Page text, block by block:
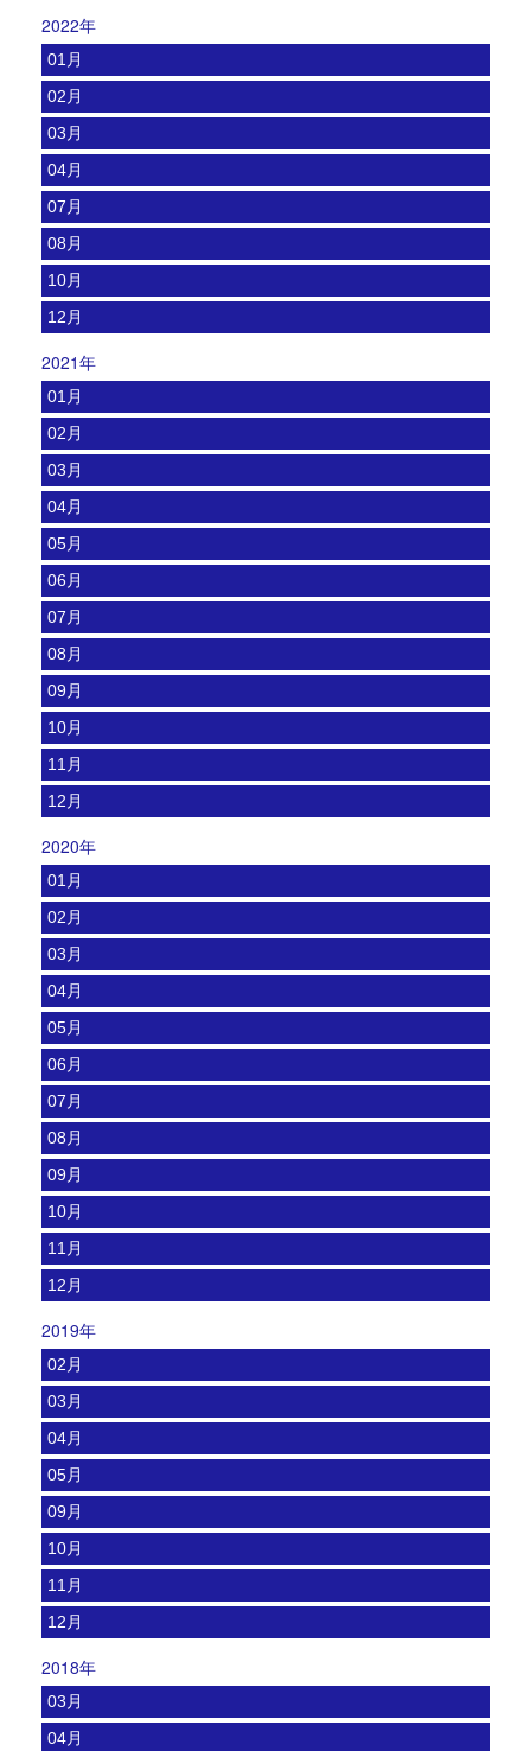
2022年
01月
02月
03月
04月
07月
08月
10月
12月
2021年
01月
02月
03月
04月
05月
06月
07月
08月
09月
10月
11月
12月
2020年
01月
02月
03月
04月
05月
06月
07月
08月
09月
10月
11月
12月
2019年
02月
03月
04月
05月
09月
10月
11月
12月
2018年
03月
04月